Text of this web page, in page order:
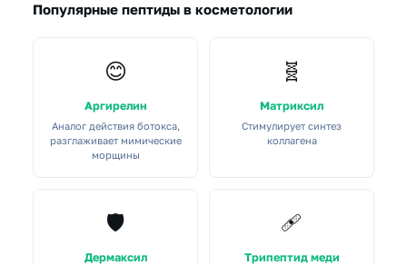
Популярные пептиды в косметологии
😊
Аргирелин
Аналог действия ботокса,
разглаживает мимические
морщины
🧬
Матриксил
Стимулирует синтез
коллагена
🛡️
Дермаксил
🩹
Трипептид меди